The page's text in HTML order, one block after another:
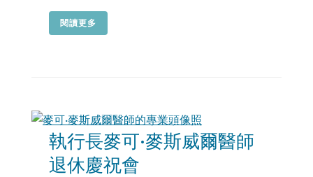
閱讀更多
執行長麥可·麥斯威爾醫師
退休慶祝會